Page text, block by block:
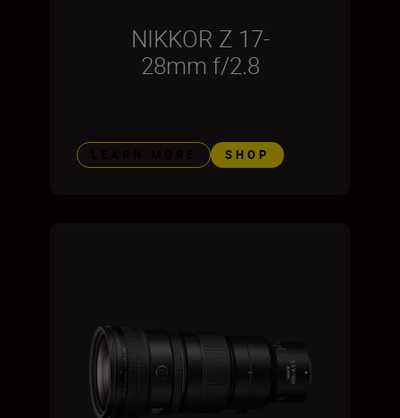
NIKKOR Z 17-
28mm f/2.8
SHOP